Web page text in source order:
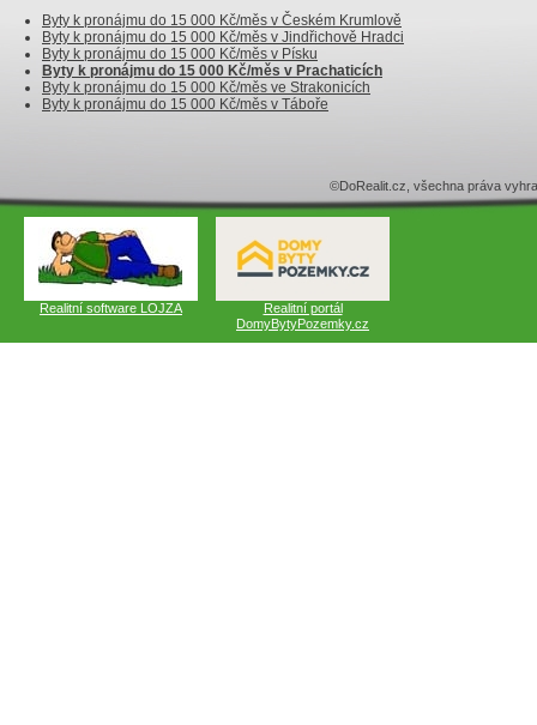
Byty k pronájmu do 15 000 Kč/měs v Českém Krumlově
Byty k pronájmu do 15 000 Kč/měs v Jindřichově Hradci
Byty k pronájmu do 15 000 Kč/měs v Písku
Byty k pronájmu do 15 000 Kč/měs v Prachaticích
Byty k pronájmu do 15 000 Kč/měs ve Strakonicích
Byty k pronájmu do 15 000 Kč/měs v Táboře
©DoRealit.cz, všechna práva
Realitní software LOJZA
Realitní portál
DomyBytyPozemky.cz